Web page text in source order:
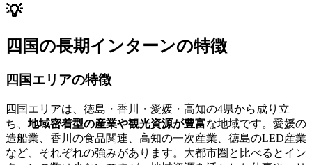
💡
四国の長期インターンの特徴
四国エリアの特徴
四国エリアは、徳島・香川・愛媛・高知の4県から成り立
ち、 地域密着型の産業や観光資源が豊富な地域です。愛媛の
造船業、香川の食品関連、高知の一次産業、徳島のLED産業
など、それぞれの強みがあります。大都市圏と比べるとイン